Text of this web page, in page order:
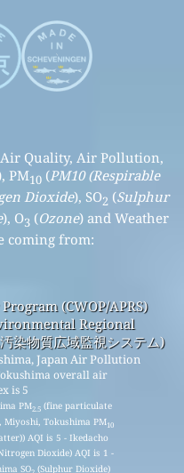
Quality, Air Pollution,
PM10(PM10 (Respirable
Dioxide), SO2 (Sulphur
), O3 (Ozone) and Weather
coming from:
(CWOP/APRS)
Regional
染物質広域監視システム)
Japan Air Pollution
overall air
is 5
PM2.5 (fine particulate
Miyoshi, Tokushima PM10
AQI is 5 - Ikedacho
Dioxide) AQI is 1 -
SO (Sulphur Dioxide)